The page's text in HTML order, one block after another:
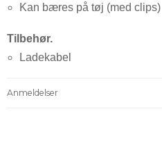
Kan bæres på tøj (med clips)
Tilbehør.
Ladekabel
Anmeldelser